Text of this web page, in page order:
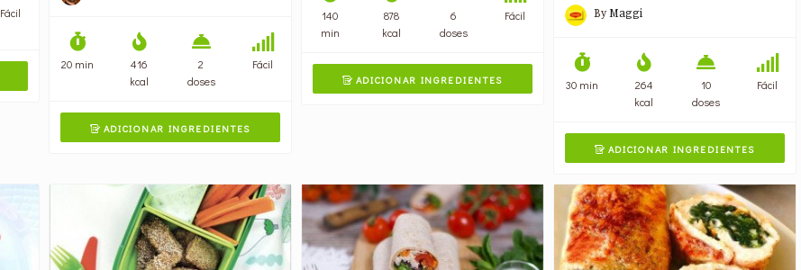
Fácil
20 min
416
kcal
2
doses
Fácil
ADICIONAR INGREDIENTES
140
min
878
kcal
6
doses
Fácil
ADICIONAR INGREDIENTES
ByMaggi
30 min
264
kcal
10
doses
Fácil
ADICIONAR INGREDIENTES